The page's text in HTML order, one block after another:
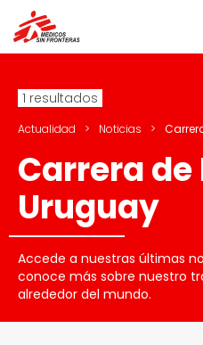
1 resultados
Actualidad > Noticias >
Carrera de
Uruguay
Accede a nuestras últimas
conoce más sobre nuestro
alrededor del mundo.